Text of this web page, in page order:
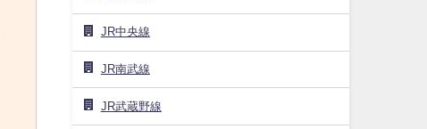
JR中央線
JR南武線
JR武蔵野線